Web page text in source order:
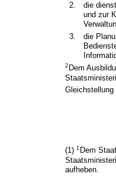
2.
die
und zur
3.
die
2 Dem
Gleichstellung
(1)1 Dem
aufheben.